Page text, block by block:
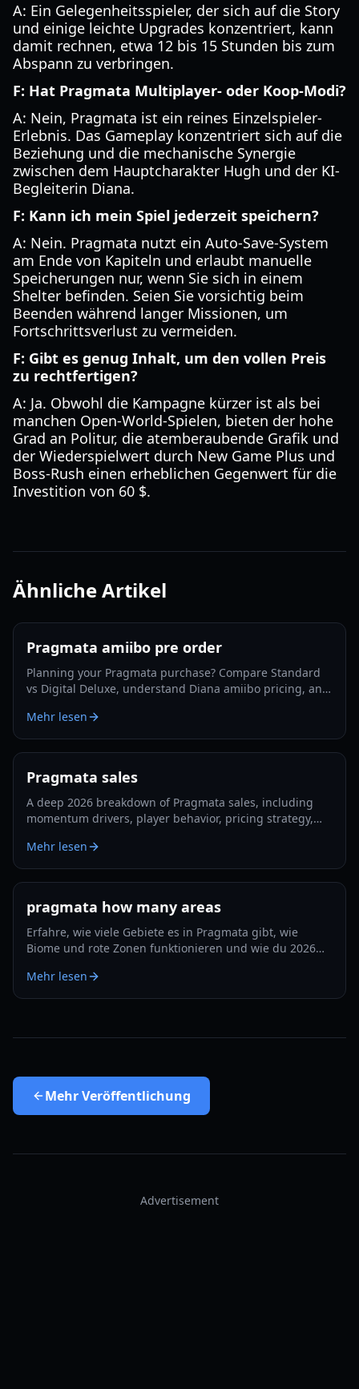
A: Ein Gelegenheitsspieler, der sich auf die Story
und einige leichte Upgrades konzentriert, kann
damit rechnen, etwa 12 bis 15 Stunden bis zum
Abspann zu verbringen.
F: Hat Pragmata Multiplayer- oder Koop-Modi?
A: Nein, Pragmata ist ein reines Einzelspieler-
Erlebnis. Das Gameplay konzentriert sich auf die
Beziehung und die mechanische Synergie
zwischen dem Hauptcharakter Hugh und der KI-
Begleiterin Diana.
F: Kann ich mein Spiel jederzeit speichern?
A: Nein. Pragmata nutzt ein Auto-Save-System
am Ende von Kapiteln und erlaubt manuelle
Speicherungen nur, wenn Sie sich in einem
Shelter befinden. Seien Sie vorsichtig beim
Beenden während langer Missionen, um
Fortschrittsverlust zu vermeiden.
F: Gibt es genug Inhalt, um den vollen Preis
zu rechtfertigen?
A: Ja. Obwohl die Kampagne kürzer ist als bei
manchen Open-World-Spielen, bieten der hohe
Grad an Politur, die atemberaubende Grafik und
der Wiederspielwert durch New Game Plus und
Boss-Rush einen erheblichen Gegenwert für die
Investition von 60 $.
Ähnliche Artikel
Pragmata amiibo pre order
Planning your Pragmata purchase? Compare Standard
vs Digital Deluxe, understand Diana amiibo pricing, and
Mehr lesen
Pragmata sales
A deep 2026 breakdown of Pragmata sales, including
momentum drivers, player behavior, pricing strategy,
Mehr lesen
pragmata how many areas
Erfahre, wie viele Gebiete es in Pragmata gibt, wie
Biome und rote Zonen funktionieren und wie du 2026
Mehr lesen
MehrVeröffentlichung
Advertisement